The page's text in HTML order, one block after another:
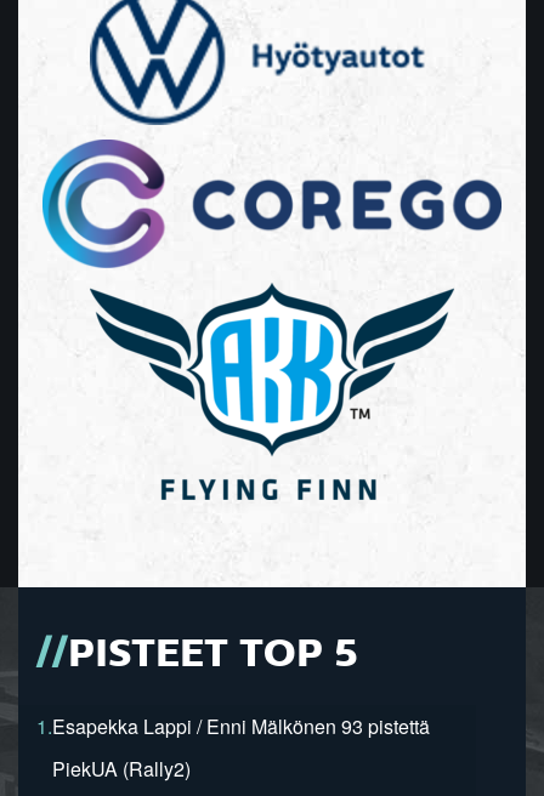
PISTEET TOP 5
1.Esapekka Lappi / Enni Mälkönen 93 pistettä
PiekUA (Rally2)